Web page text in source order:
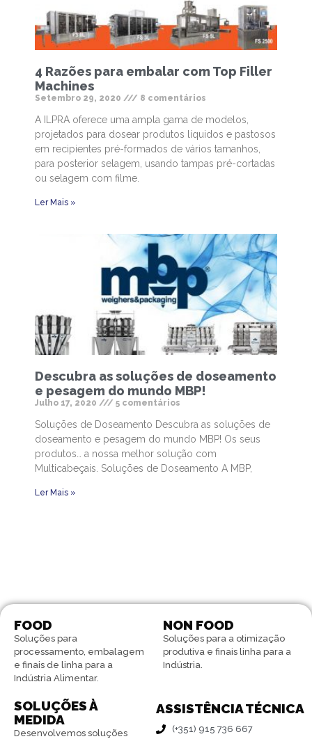
4 Razões para embalar com Top Filler
Machines
Setembro 29, 2020 8 comentários
A ILPRA oferece uma ampla gama de modelos,
projetados para dosear produtos líquidos e pastosos
em recipientes pré-formados de vários tamanhos,
para posterior selagem, usando tampas pré-cortadas
ou selagem com filme.
Ler Mais »
Descubra as soluções de doseamento
e pesagem do mundo MBP!
Julho 17, 2020 5 comentários
Soluções de Doseamento Descubra as soluções de
doseamento e pesagem do mundo MBP! Os seus
produtos… a nossa melhor solução com
Multicabeçais. Soluções de Doseamento A MBP,
Ler Mais »
FOOD
Soluções para
processamento, embalagem
e finais de linha para a
Indústria Alimentar.
NON FOOD
Soluções para a otimização
produtiva e finais linha para a
Indústria.
SOLUÇÕES À
MEDIDA
Desenvolvemos soluções
ASSISTÊNCIA TÉCNICA
(+351) 915 736 667